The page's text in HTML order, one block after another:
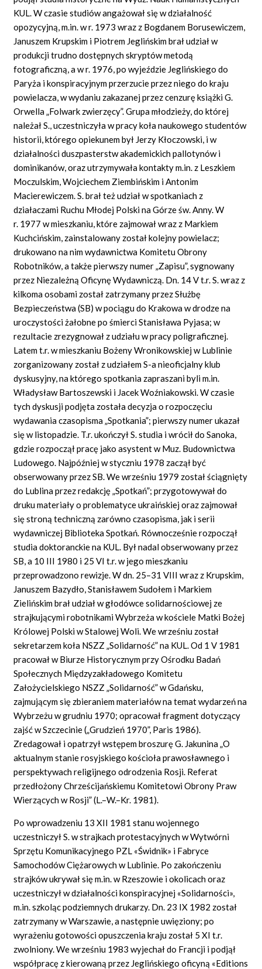
KUL. W czasie studiów angażował się w działalność
opozycyjną, m.in. w r. 1973 wraz z Bogdanem Borusewiczem,
Januszem Krupskim i Piotrem Jeglińskim brał udział w
produkcji trudno dostępnych skryptów metodą
fotograficzną, a w r. 1976, po wyjeździe Jeglińskiego do
Paryża i konspiracyjnym przerzucie przez niego do kraju
powielacza, w wydaniu zakazanej przez cenzurę książki G.
Orwella „Folwark zwierzęcy”. Grupa młodzieży, do której
należał S., uczestniczyła w pracy koła naukowego studentów
historii, którego opiekunem był Jerzy Kłoczowski, i w
działalności duszpasterstw akademickich pallotynów i
dominikanów, oraz utrzymywała kontakty m.in. z Leszkiem
Moczulskim, Wojciechem Ziembińskim i Antonim
Macierewiczem. S. brał też udział w spotkaniach z
działaczami Ruchu Młodej Polski na Górze św. Anny. W
r. 1977 w mieszkaniu, które zajmował wraz z Markiem
Kuchcińskim, zainstalowany został kolejny powielacz;
drukowano na nim wydawnictwa Komitetu Obrony
Robotników, a także pierwszy numer „Zapisu”, sygnowany
przez Niezależną Oficynę Wydawniczą. Dn. 14 V t.r. S. wraz z
kilkoma osobami został zatrzymany przez Służbę
Bezpieczeństwa (SB) w pociągu do Krakowa w drodze na
uroczystości żałobne po śmierci Stanisława Pyjasa; w
rezultacie zrezygnował z udziału w pracy poligraficznej.
Latem t.r. w mieszkaniu Bożeny Wronikowskiej w Lublinie
zorganizowany został z udziałem S-a nieoficjalny klub
dyskusyjny, na którego spotkania zapraszani byli m.in.
Władysław Bartoszewski i Jacek Woźniakowski. W czasie
tych dyskusji podjęta została decyzja o rozpoczęciu
wydawania czasopisma „Spotkania”; pierwszy numer ukazał
się w listopadzie. T.r. ukończył S. studia i wrócił do Sanoka,
gdzie rozpoczął pracę jako asystent w Muz. Budownictwa
Ludowego. Najpóźniej w styczniu 1978 zaczął być
obserwowany przez SB. We wrześniu 1979 został ściągnięty
do Lublina przez redakcję „Spotkań”; przygotowywał do
druku materiały o problematyce ukraińskiej oraz zajmował
się stroną techniczną zarówno czasopisma, jak i serii
wydawniczej Biblioteka Spotkań. Równocześnie rozpoczął
studia doktoranckie na KUL. Był nadal obserwowany przez
SB, a 10 III 1980 i 25 VI t.r. w jego mieszkaniu
przeprowadzono rewizje. W dn. 25–31 VIII wraz z Krupskim,
Januszem Bazydło, Stanisławem Sudołem i Markiem
Zielińskim brał udział w głodówce solidarnościowej ze
strajkującymi robotnikami Wybrzeża w kościele Matki Bożej
Królowej Polski w Stalowej Woli. We wrześniu został
sekretarzem koła NSZZ „Solidarność” na KUL. Od 1 V 1981
pracował w Biurze Historycznym przy Ośrodku Badań
Społecznych Międzyzakładowego Komitetu
Założycielskiego NSZZ „Solidarność” w Gdańsku,
zajmującym się zbieraniem materiałów na temat wydarzeń na
Wybrzeżu w grudniu 1970; opracował fragment dotyczący
zajść w Szczecinie („Grudzień 1970”, Paris 1986).
Zredagował i opatrzył wstępem broszurę G. Jakunina „O
aktualnym stanie rosyjskiego kościoła prawosławnego i
perspektywach religijnego odrodzenia Rosji. Referat
przedłożony Chrześcijańskiemu Komitetowi Obrony Praw
Wierzących w Rosji” (L.–W.–Kr. 1981).
Po wprowadzeniu 13 XII 1981 stanu wojennego
uczestniczył S. w strajkach protestacyjnych w Wytwórni
Sprzętu Komunikacyjnego PZL «Świdnik» i Fabryce
Samochodów Ciężarowych w Lublinie. Po zakończeniu
strajków ukrywał się m.in. w Rzeszowie i okolicach oraz
uczestniczył w działalności konspiracyjnej «Solidarności»,
m.in. szkoląc podziemnych drukarzy. Dn. 23 IX 1982 został
zatrzymany w Warszawie, a następnie uwięziony; po
wyrażeniu gotowości opuszczenia kraju został 5 XI t.r.
zwolniony. We wrześniu 1983 wyjechał do Francji i podjął
współpracę z kierowaną przez Jeglińskiego oficyną «Editions